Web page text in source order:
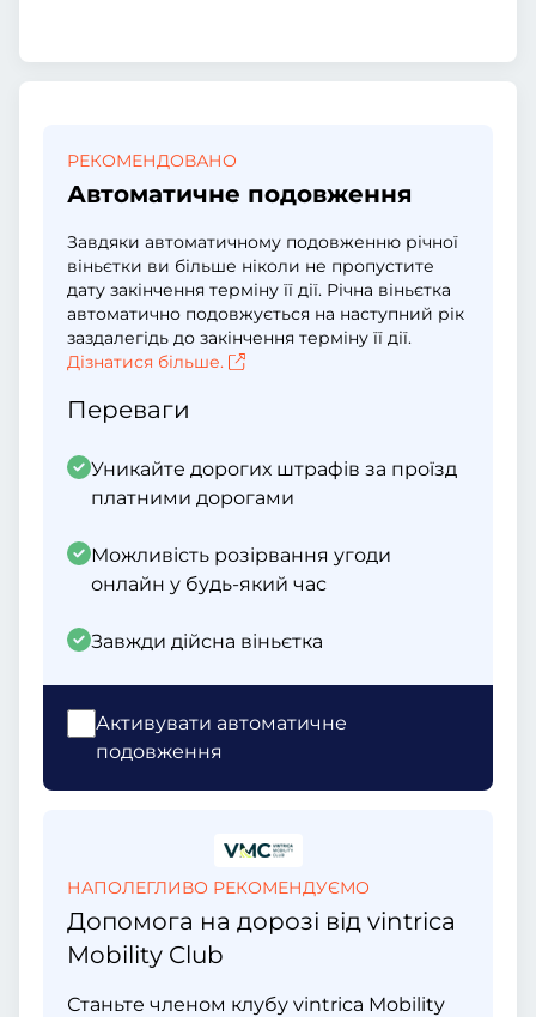
РЕКОМЕНДОВАНО
Автоматичне подовження
Завдяки автоматичному подовженню річної
віньєтки ви більше ніколи не пропустите
дату закінчення терміну її дії. Річна віньєтка
автоматично подовжується на наступний рік
заздалегідь до закінчення терміну її дії.
Дізнатися більше.
Переваги
Уникайте дорогих штрафів за проїзд
платними дорогами
Можливість розірвання угоди
онлайн у будь-який час
Завжди дійсна віньєтка
Активувати автоматичне
подовження
НАПОЛЕГЛИВО РЕКОМЕНДУЄМО
Допомога на дорозі від vintrica
Mobility Club
Станьте членом клубу vintrica Mobility